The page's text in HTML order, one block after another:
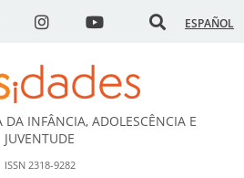
ESPAÑOL
DA INFÂNCIA, ADOLESCÊNCIA E
JUVENTUDE
ISSN 2318-9282